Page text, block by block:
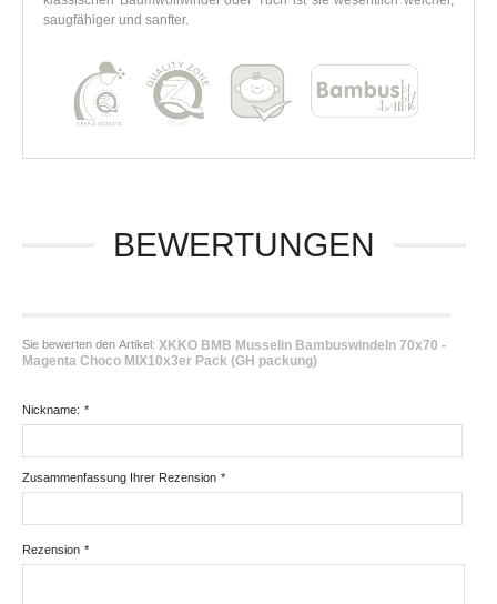
saugfähiger und sanfter.
BEWERTUNGEN
Sie bewerten den Artikel: XKKO BMB Musselin Bambuswindeln 70x70 -
Magenta Choco MIX10x3er Pack (GH packung)
*
Nickname:
*
Zusammenfassung Ihrer Rezension
*
Rezension